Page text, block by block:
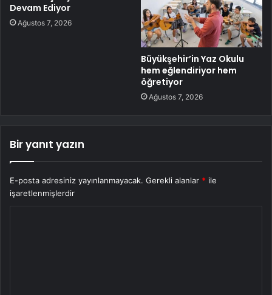
Devam Ediyor
Ağustos 7, 2026
Büyükşehir’in Yaz Okulu
hem eğlendiriyor hem
öğretiyor
Ağustos 7, 2026
Bir yanıt yazın
E-posta adresiniz yayınlanmayacak. Gerekli alanlar * ile
işaretlenmişlerdir